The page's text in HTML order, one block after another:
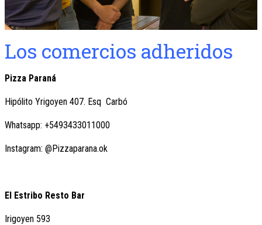
Los comercios adheridos
Pizza Paraná
Hipólito Yrigoyen 407. Esq Carbó
Whatsapp: +5493433011000
Instagram: @Pizzaparana.ok
El Estribo Resto Bar
Irigoyen 593